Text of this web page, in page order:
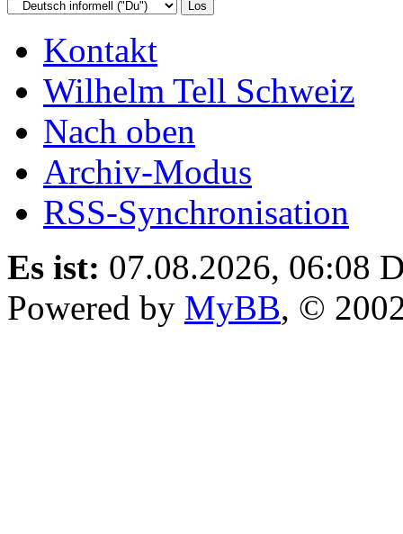
Kontakt
Wilhelm Tell Schweiz
Nach oben
Archiv-Modus
RSS-Synchronisation
Es ist: 07.08.2026, 06:08
Powered by MyBB, ©